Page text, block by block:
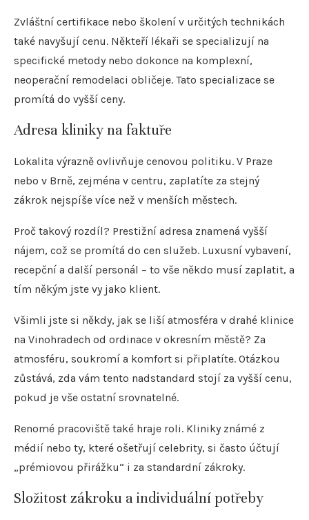
Zvláštní certifikace nebo školení v určitých technikách
také navyšují cenu. Někteří lékaři se specializují na
specifické metody nebo dokonce na komplexní,
neoperační remodelaci obličeje. Tato specializace se
promítá do vyšší ceny.
Adresa kliniky na faktuře
Lokalita výrazně ovlivňuje cenovou politiku. V Praze
nebo v Brně, zejména v centru, zaplatíte za stejný
zákrok nejspíše více než v menších městech.
Proč takový rozdíl? Prestižní adresa znamená vyšší
nájem, což se promítá do cen služeb. Luxusní vybavení,
recepční a další personál – to vše někdo musí zaplatit, a
tím někým jste vy jako klient.
Všimli jste si někdy, jak se liší atmosféra v drahé klinice
na Vinohradech od ordinace v okresním městě? Za
atmosféru, soukromí a komfort si připlatíte. Otázkou
zůstává, zda vám tento nadstandard stojí za vyšší cenu,
pokud je vše ostatní srovnatelné.
Renomé pracoviště také hraje roli. Kliniky známé z
médií nebo ty, které ošetřují celebrity, si často účtují
„prémiovou přirážku“ i za standardní zákroky.
Složitost zákroku a individuální potřeby